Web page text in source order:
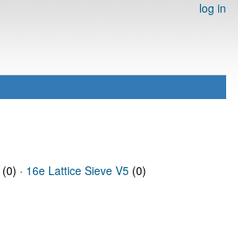
log in
(0) · 16e Lattice Sieve V5 (0)